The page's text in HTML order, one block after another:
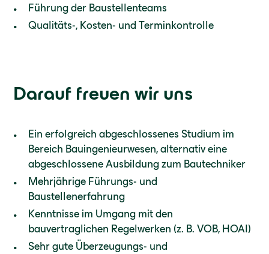
Führung der Baustellenteams
Qualitäts-, Kosten- und Terminkontrolle
Darauf freuen wir uns
Ein erfolgreich abgeschlossenes Studium im
Bereich Bauingenieurwesen, alternativ eine
abgeschlossene Ausbildung zum Bautechniker
Mehrjährige Führungs- und
Baustellenerfahrung
Kenntnisse im Umgang mit den
bauvertraglichen Regelwerken (z. B. VOB, HOAI)
Sehr gute Überzeugungs- und